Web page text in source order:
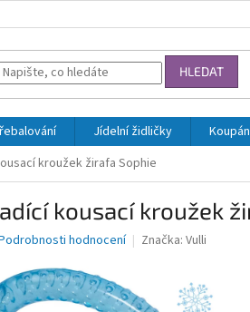
HLEDAT
Jídelní židličky
kroužek žirafa Sophie
kousací kroužek
hodnocení Značka: Vulli